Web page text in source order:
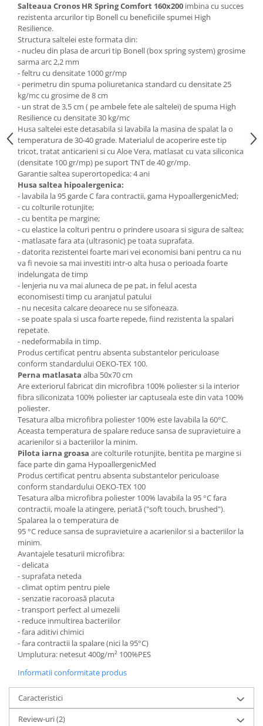
Saltele patuturi copii
Paturi copii
Masa si scaune gradinita
Seturi comode living si dormitor
Salteaua Cronos HR Spring Comfort 160x200 imbina cu succes
rezistenta arcurilor tip Bonell cu beneficiile spumei High
Resilience.
Structura saltelei este formata din:
- nucleu din plasa de arcuri tip Bonell (box spring system) grosime
sarma arc 2,2 mm
- feltru cu densitate 1000 gr/mp
- perimetru din spuma poliuretanica standard cu densitate 25
kg/mc cu grosime de 8 cm
- un strat de 3,5 cm ( pe ambele fete ale saltelei) de spuma High
Resilience cu densitate 30 kg/mc
Husa saltelei este detasabila si lavabila la masina de spalat la o
temperatura de 30-40 grade. Materialul de acoperire este tip
tricot, tratat anticarieni si cu Aloe Vera, matlasat cu vata siliconica
(densitate 100 gr/mp) pe suport TNT de 40 gr/mp.
Garantie saltea superortopedica: 4 ani
Husa saltea hipoalergenica:
- lavabila la 95 garde C fara contractii, gama HypoallergenicMed;
- cu colturile rotunjite;
- cu bentita pe margine;
- cu elastice la colturi pentru o prindere usoara si sigura de saltea;
- matlasate fara ata (ultrasonic) pe toata suprafata.
- datorita rezistentei foarte mari vei economisi bani pentru ca nu
va fi nevoie sa mai investiti intr-o alta husa o perioada foarte
indelungata de timp
- lenjeria nu va mai aluneca de pe pat, in felul acesta
economisesti timp cu aranjatul patului
- nu necesita calcare deoarece nu se sifoneaza.
- se poate spala si usca foarte repede, fiind rezistenta la spalari
repetate.
- nedeformabila in timp.
Produs certificat pentru absenta substantelor periculoase
conform standardului OEKO-TEX 100.
Perna matlasata alba 50x70 cm
Are exteriorul fabricat din microfibra 100% poliester si la interior
fibra siliconizata 100% poliester iar captuseala este din vata 100%
poliester.
Tesatura alba microfibra poliester 100% este lavabila la 60°C.
Aceasta temperatura de spalare reduce sansa de supravietuire a
acarienilor si a bacteriilor la minim.
Pilota iarna groasa are colturile rotunjite, bentita pe margine si
face parte din gama HypoallergenicMed
Produs certificat pentru absenta substantelor periculoase
conform standardului OEKO-TEX 100
Tesatura alba microfibra poliester 100% lavabila la 95 °C fara
contractii, moale la atingere, periată ("soft touch, brushed").
Spalarea la o temperatura de
95 °C reduce sansa de supravietuire a acarienilor si a bacteriilor la
minim.
Avantajele tesaturii microfibra:
- delicata
- suprafata neteda
- climat optim pentru piele
- senzatie racoroasă placuta
- transport perfect al umezelii
- reduce inmultirea bacteriilor
- fara aditivi chimici
- fara contractii la spalare (nici la 95°C)
Umplutura: netesut 400g/m² 100%PES
Informatii conformitate produs
Caracteristici
Review-uri(2)